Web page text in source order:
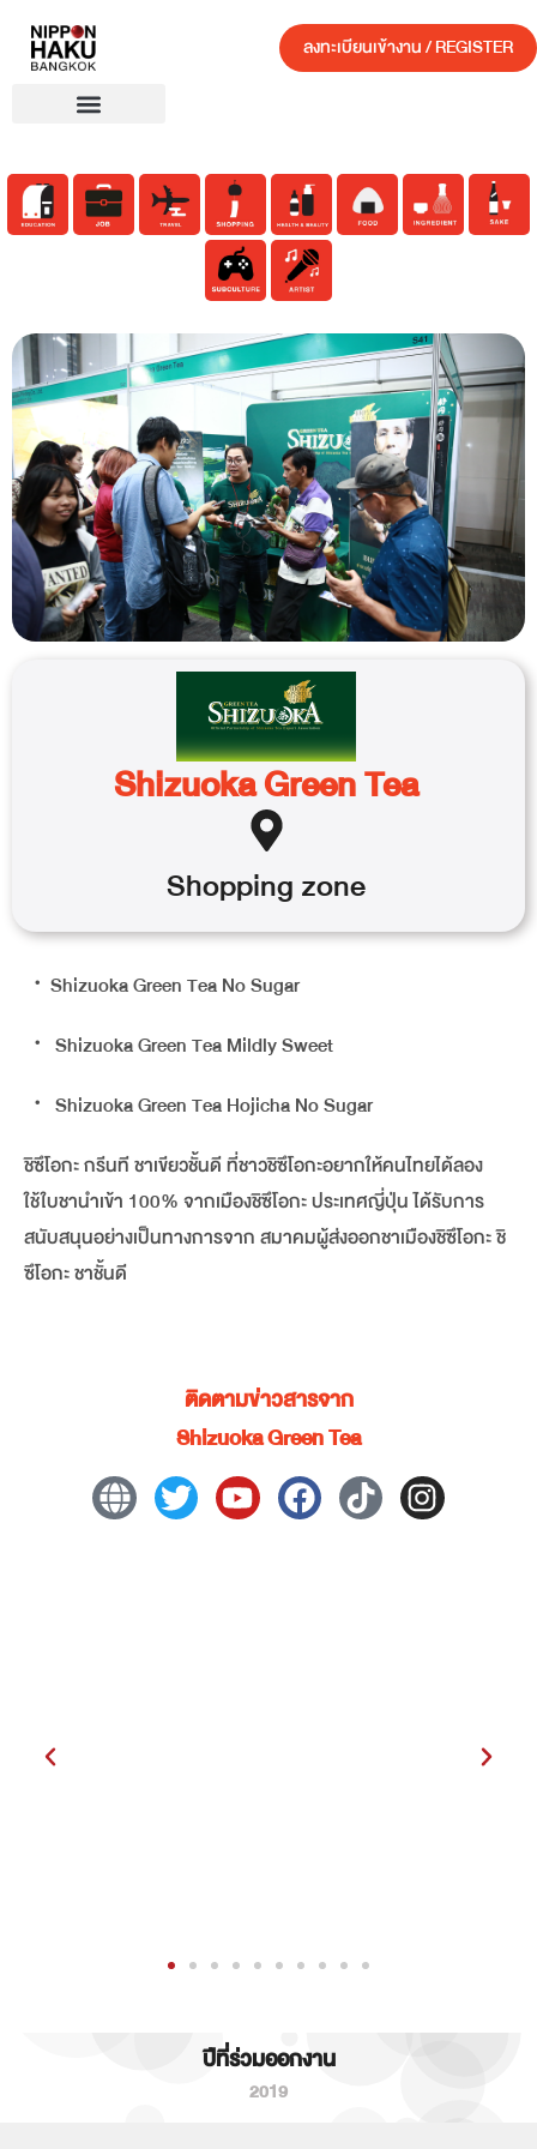
ลงทะเบียนเข้างาน / REGISTER
Shizuoka Green Tea
Shoppingzone
・Shizuoka Green Tea No Sugar
・ Shizuoka Green Tea Mildly Sweet
・ Shizuoka Green Tea Hojicha No Sugar
ชิซึโอกะ กรีนที ชาเขียวชั้นดี ที่ชาวชิซึโอกะอยากให้คนไทยได้ลอง
ใช้ใบชานำเข้า 100% จากเมืองชิซึโอกะ ประเทศญี่ปุ่น ได้รับการ
สนับสนุนอย่างเป็นทางการจาก สมาคมผู้ส่งออกชาเมืองชิซึโอกะ ชิ
ซึโอกะ ชาชั้นดี
ติดตามข่าวสารจาก
Shizuoka Green Tea
ปีที่ร่วมออกงาน
2019